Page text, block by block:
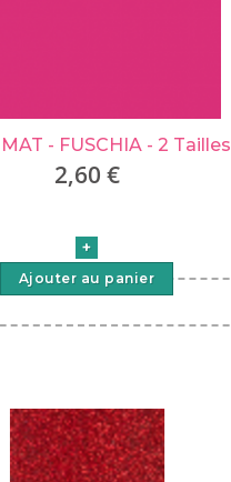
- FUSCHIA - 2 Tailles
2,60 €
Ajouter au panier